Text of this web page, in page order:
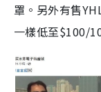
罩。另外有售
一樣低至$100/